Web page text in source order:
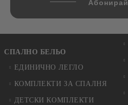
СПАЛНО БЕЛЬО
ЕДИНИЧНО ЛЕГЛО
КОМПЛЕКТИ ЗА СПАЛНЯ
ДЕТСКИ КОМПЛЕКТИ